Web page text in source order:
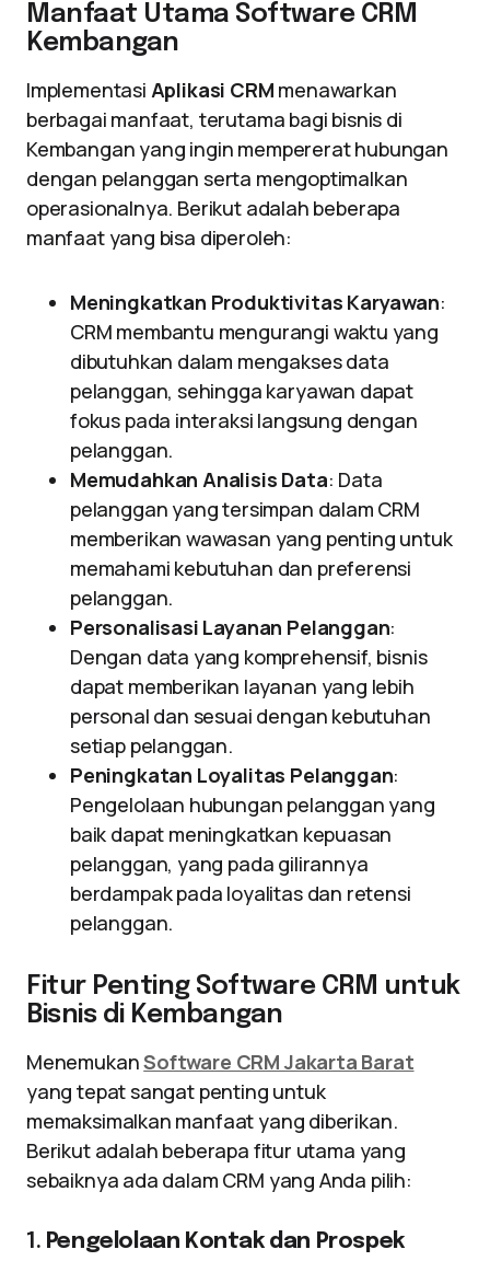
Manfaat Utama Software CRM
Kembangan
Implementasi Aplikasi CRM menawarkan
berbagai manfaat, terutama bagi bisnis di
Kembangan yang ingin mempererat hubungan
dengan pelanggan serta mengoptimalkan
operasionalnya. Berikut adalah beberapa
manfaat yang bisa diperoleh:
Meningkatkan Produktivitas Karyawan:
CRM membantu mengurangi waktu yang
dibutuhkan dalam mengakses data
pelanggan, sehingga karyawan dapat
fokus pada interaksi langsung dengan
pelanggan.
Memudahkan Analisis Data: Data
pelanggan yang tersimpan dalam CRM
memberikan wawasan yang penting untuk
memahami kebutuhan dan preferensi
pelanggan.
Personalisasi Layanan Pelanggan:
Dengan data yang komprehensif, bisnis
dapat memberikan layanan yang lebih
personal dan sesuai dengan kebutuhan
setiap pelanggan.
Peningkatan Loyalitas Pelanggan:
Pengelolaan hubungan pelanggan yang
baik dapat meningkatkan kepuasan
pelanggan, yang pada gilirannya
berdampak pada loyalitas dan retensi
pelanggan.
Fitur Penting Software CRM untuk
Bisnis di Kembangan
MenemukanSoftware CRM Jakarta Barat
yang tepat sangat penting untuk
memaksimalkan manfaat yang diberikan.
Berikut adalah beberapa fitur utama yang
sebaiknya ada dalam CRM yang Anda pilih:
1. Pengelolaan Kontak dan Prospek